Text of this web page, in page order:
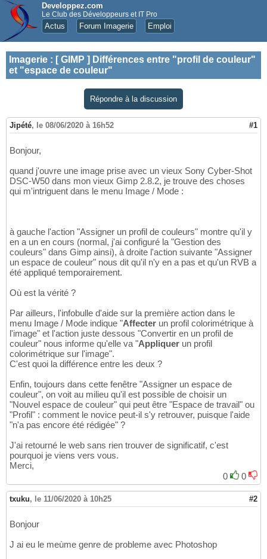
Developpez.com
Le Club des Développeurs et IT Pro
Actus Forum Imagerie Emploi
Imagerie : [ GIMP ] Différences entre "profil de couleur"
et "espace de couleur"
Répondre à la discussion
Jipété, le 08/06/2020 à 16h52 #1
Bonjour,
quand j'ouvre une image prise avec un vieux Sony Cyber-Shot
DSC-W50 dans mon vieux Gimp 2.8.2, je trouve des choses
qui m'intriguent dans le menu Image / Mode :
à gauche l'action "Assigner un profil de couleurs" montre qu'il y
en a un en cours (normal, j'ai configuré la "Gestion des
couleurs" dans Gimp ainsi), à droite l'action suivante "Assigner
un espace de couleur" nous dit qu'il n'y en a pas et qu'un RVB a
été appliqué temporairement.
Où est la vérité ?
Par ailleurs, l'infobulle d'aide sur la première action dans le
menu Image / Mode indique "Affecter un profil colorimétrique à
l'image" et l'action juste dessous "Convertir en un profil de
couleur" nous informe qu'elle va "Appliquer un profil
colorimétrique sur l'image".
C'est quoi la différence entre les deux ?
Enfin, toujours dans cette fenêtre "Assigner un espace de
couleur", on voit au milieu qu'il est possible de choisir un
"Nouvel espace de couleur" qui peut être "Espace de travail" ou
"Profil" : comment le novice peut-il s'y retrouver, puisque l'aide
"n'a pas encore été rédigée" ?
J'ai retourné le web sans rien trouver de significatif, c'est
pourquoi je viens vers vous.
Merci,
0
0
txuku, le 11/06/2020 à 10h25 #2
Bonjour
J ai eu le meùme genre de probleme avec Photoshop